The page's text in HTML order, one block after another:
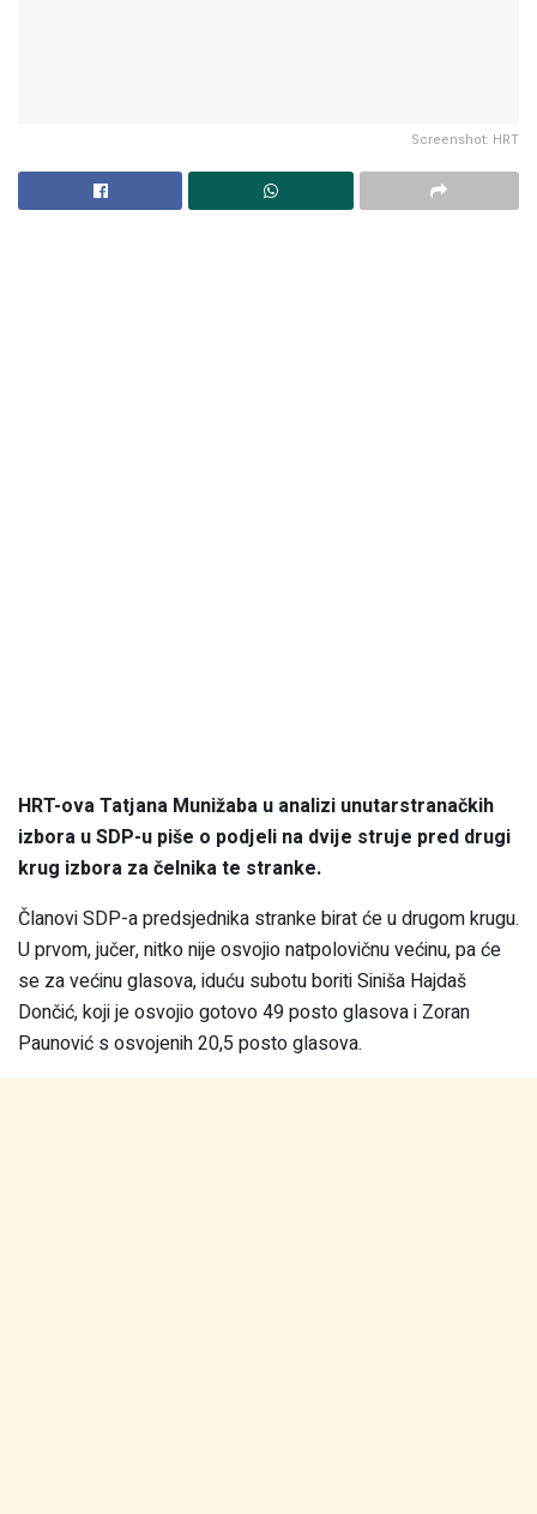
Screenshot: HRT
HRT-ova Tatjana Munižaba u analizi unutarstranačkih
izbora u SDP-u piše o podjeli na dvije struje pred drugi
krug izbora za čelnika te stranke.
Članovi SDP-a predsjednika stranke birat će u drugom krugu.
U prvom, jučer, nitko nije osvojio natpolovičnu većinu, pa će
se za većinu glasova, iduću subotu boriti Siniša Hajdaš
Dončić, koji je osvojio gotovo 49 posto glasova i Zoran
Paunović s osvojenih 20,5 posto glasova.